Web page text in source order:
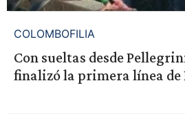
COLOMBOFILIA
Con sueltas desde
finalizó la primera línea de